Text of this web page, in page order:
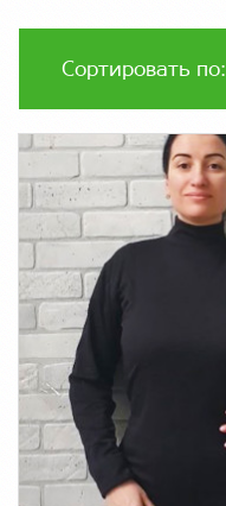
Сортировать по: